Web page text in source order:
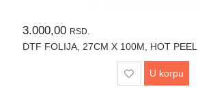
3.000,00 RSD.
DTF FOLIJA, 27CM X 100M, HOT PEEL
U korpu